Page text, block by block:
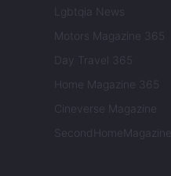
Lgbtqia News
Motors Magazine 365
Day Travel 365
Home Magazine 365
Cineverse Magazine
SecondHomeMagazine